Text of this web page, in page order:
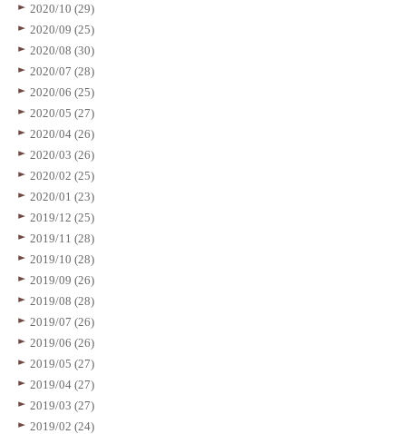
2020/10 (29)
2020/09 (25)
2020/08 (30)
2020/07 (28)
2020/06 (25)
2020/05 (27)
2020/04 (26)
2020/03 (26)
2020/02 (25)
2020/01 (23)
2019/12 (25)
2019/11 (28)
2019/10 (28)
2019/09 (26)
2019/08 (28)
2019/07 (26)
2019/06 (26)
2019/05 (27)
2019/04 (27)
2019/03 (27)
2019/02 (24)